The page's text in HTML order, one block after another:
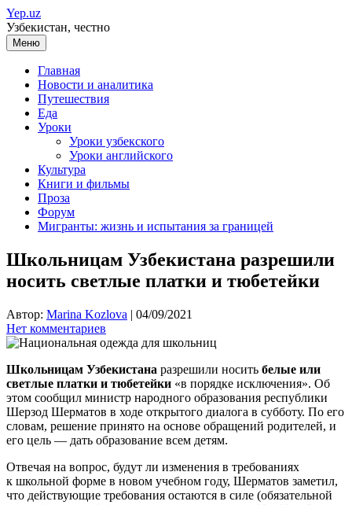
Перейти
к
содержимому
Yep.uz
Узбекистан, честно
Меню
Главная
Новости и аналитика
Путешествия
Еда
Уроки
Уроки узбекского
Уроки английского
Культура
Книги и фильмы
Проза
Форум
Мигранты: жизнь и испытания за границей
Школьницам Узбекистана разрешили
носить светлые платки и тюбетейки
Автор: Marina Kozlova | 04/09/2021
Нет комментариев
Школьницам Узбекистана разрешили носить белые или
светлые платки и тюбетейки «в порядке исключения». Об
этом сообщил министр народного образования республики
Шерзод Шерматов в ходе открытого диалога в субботу. По его
словам, решение принято на основе обращений родителей, и
его цель — дать образование всем детям.
Отвечая на вопрос, будут ли изменения в требованиях
к школьной форме в новом учебном году, Шерматов заметил,
что действующие требования остаются в силе (обязательной